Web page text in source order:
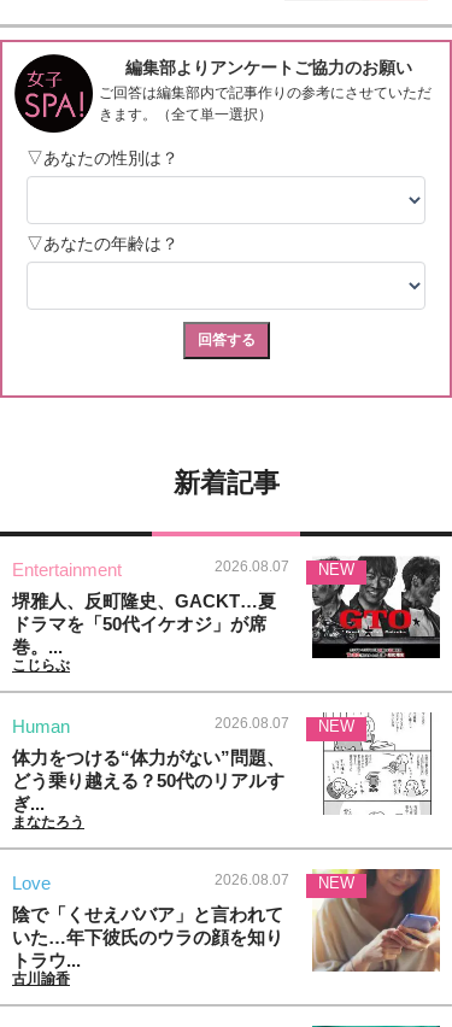
新着記事
Entertainment 2026.08.07
堺雅人、反町隆史、GACKT…夏
ドラマを「50代イケオジ」が席
巻。...
こじらぶ
NEW
Human 2026.08.07
体力をつける“体力がない”問題、
どう乗り越える？50代のリアルす
ぎ...
まなたろう
NEW
Love 2026.08.07
陰で「くせえババア」と言われて
いた…年下彼氏のウラの顔を知り
トラウ...
古川諭香
NEW